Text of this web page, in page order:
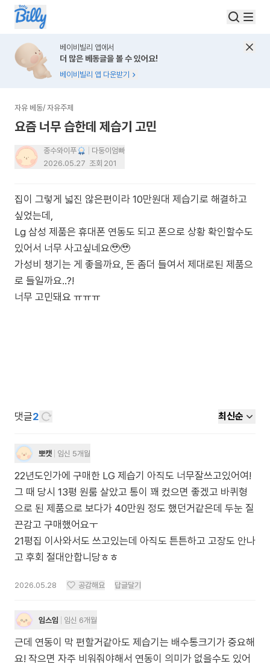
베이비빌리 앱에서
더 많은 베동글을 볼 수 있어요!
베이비빌리 앱 다운받기
자유 베동/ 자유주제
요즘 너무 습한데 제습기 고민
종수와이푸
다둥이엄빠
2026.05.27 조회 201
집이 그렇게 넓진 않은편이라 10만원대 제습기로 해결하고
싶었는데,
Lg 삼성 제품은 휴대폰 연동도 되고 폰으로 상황 확인할수도
있어서 너무 사고싶네요🥹🥹
가성비 챙기는 게 좋을까요, 돈 좀더 들여서 제대로된 제품으
로 들일까요..?!
너무 고민돼요 ㅠㅠㅠ
댓글2 최신순
뽀캣 임신 5개월
22년도인가에 구매한 LG 제습기 아직도 너무잘쓰고있어여!
그 때 당시 13평 원룸 살았고 통이 꽤 컸으면 좋겠고 바퀴형
으로 된 제품으로 보다가 40만원 정도 했던거같은데 두눈 질
끈감고 구매했어요ㅜ
21평집 이사와서도 쓰고있는데 아직도 튼튼하고 고장도 안나
고 후회 절대안합니당ㅎㅎ
2026.05.28 공감해요 답글달기
임스임 임신 6개월
근데 연동이 막 편할거같아도 제습기는 배수통크기가 중요해
요! 작으면 자주 비워줘야해서 연동이 의미가 없을수도 있어